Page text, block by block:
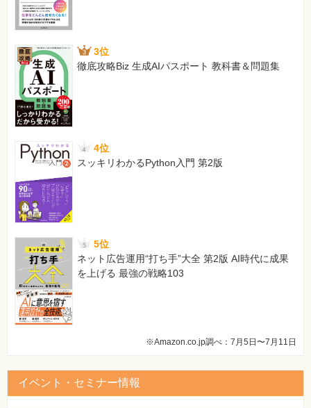
[正]
session_destroy関数
session_destroy()
192ページ LIST uploader.php
[誤]
$encoding = 'UTF8';
[正]
$encoding = 'UTF-8';
199ページ LIST writeXml.php
[誤]
$xmlobj->asXML('new-stock-list.xml');
[正]
249ページ LIST library_update.php
[誤]
UPDATE book SET btitle=:title bauth=:auth bpub=:pub
WHERE bid=:id
[正]
3位
徹底攻略Biz 生成AIパスポート 教科書＆問題集
4位
スッキリわかるPython入門 第2版
5位
ネット広告運用“打ち手”大全 第2版 AI時代に成果
を上げる 最強の戦略103
※Amazon.co.jp調べ：7月5日〜7月11日
イベント・セミナー情報